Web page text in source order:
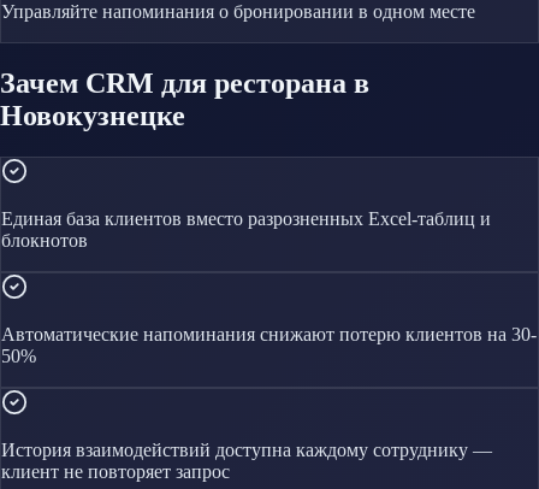
Управляйте напоминания о бронировании в одном месте
Зачем CRM для ресторана в
Новокузнецке
Единая база клиентов вместо разрозненных Excel-таблиц и
блокнотов
Автоматические напоминания снижают потерю клиентов на 30-
50%
История взаимодействий доступна каждому сотруднику —
клиент не повторяет запрос